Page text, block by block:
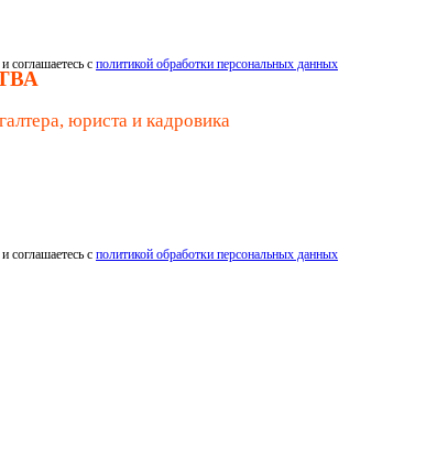
соглашаетесь с политикой обработки персональных данных
юриста и кадровика
соглашаетесь с политикой обработки персональных данных